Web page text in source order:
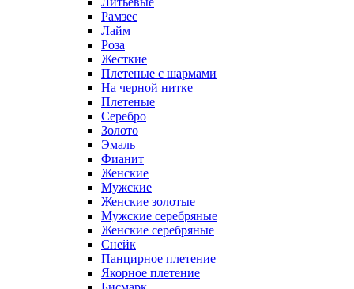
Рамзес
Лайм
Роза
Жесткие
Плетеные с шармами
На черной нитке
Плетеные
Серебро
Золото
Эмаль
Фианит
Женские
Мужские
Женские золотые
Мужские серебряные
Женские серебряные
Снейк
Панцирное плетение
Якорное плетение